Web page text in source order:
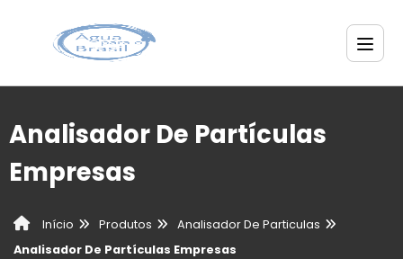
Analisador De Partículas
Empresas
Início Produtos
Analisador De Particulas
Analisador De Partículas Empresas